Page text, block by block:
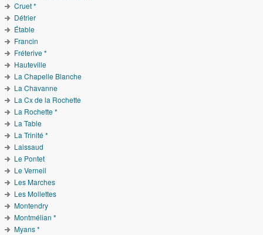
Cruet *
Détrier
Étable
Francin
Fréterive *
Hauteville
La Chapelle Blanche
La Chavanne
La Cx de la Rochette
La Rochette *
La Table
La Trinité *
Laissaud
Le Pontet
Le Verneil
Les Marches
Les Mollettes
Montendry
Montmélian *
Myans *